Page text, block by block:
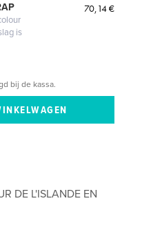
is
70,14 €
bij de kassa.
DE L'ISLANDE EN